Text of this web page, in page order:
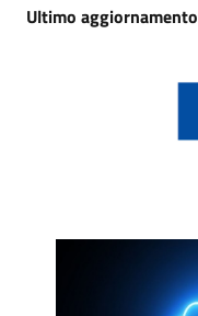
Ultimo aggiornamento